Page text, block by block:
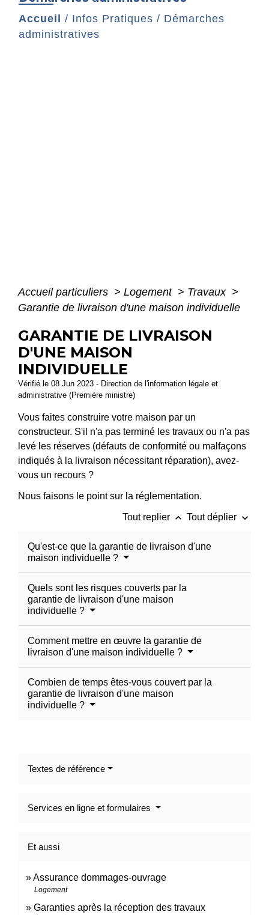
Accueil / Infos Pratiques / Démarches
administratives
Accueil particuliers > Logement > Travaux >
Garantie de livraison d'une maison individuelle
GARANTIE DE LIVRAISON
D'UNE MAISON
INDIVIDUELLE
Vérifié le 08 Jun 2023 - Direction de l'information légale et
administrative (Première ministre)
Vous faites construire votre maison par un
constructeur. S'il n'a pas terminé les travaux ou n'a pas
levé les réserves (défauts de conformité ou malfaçons
indiqués à la livraison nécessitant réparation), avez-
vous un recours ?
Nous faisons le point sur la réglementation.
Tout replier keyboard_arrow_up Tout déplier keyboard_arrow_down
Qu'est-ce que la garantie de livraison d'une
maison individuelle ?
Quels sont les risques couverts par la
garantie de livraison d'une maison
individuelle ?
Comment mettre en œuvre la garantie de
livraison d'une maison individuelle ?
Combien de temps êtes-vous couvert par la
garantie de livraison d'une maison
individuelle ?
Textes de référence
Services en ligne et formulaires
Et aussi
Assurance dommages-ouvrage
Logement
Garanties après la réception des travaux